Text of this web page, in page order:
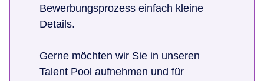
Bewerbungsprozess einfach kleine
Details.
Gerne möchten wir Sie in unseren
Talent Pool aufnehmen und für